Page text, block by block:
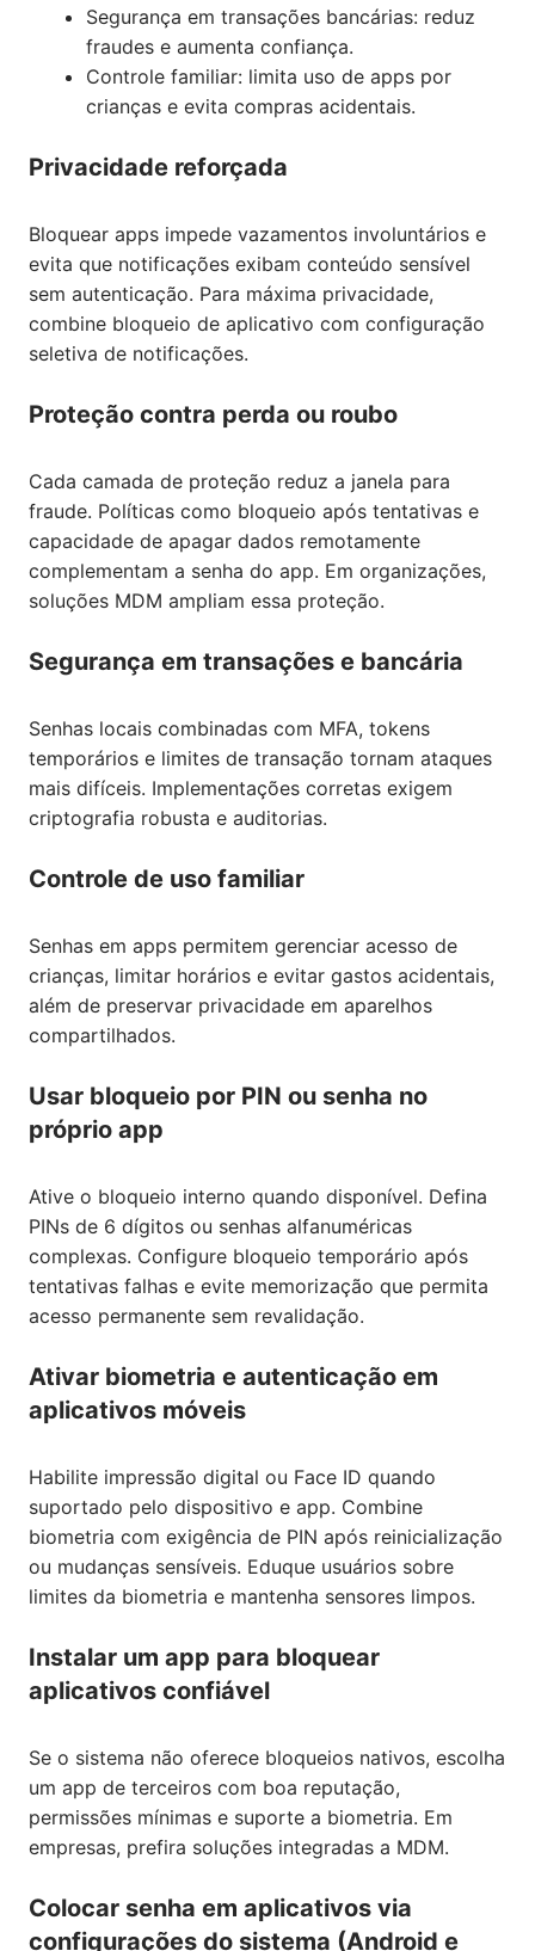
Segurança em transações bancárias: reduz
fraudes e aumenta confiança.
Controle familiar: limita uso de apps por
crianças e evita compras acidentais.
Privacidade reforçada
Bloquear apps impede vazamentos involuntários e
evita que notificações exibam conteúdo sensível
sem autenticação. Para máxima privacidade,
combine bloqueio de aplicativo com configuração
seletiva de notificações.
Proteção contra perda ou roubo
Cada camada de proteção reduz a janela para
fraude. Políticas como bloqueio após tentativas e
capacidade de apagar dados remotamente
complementam a senha do app. Em organizações,
soluções MDM ampliam essa proteção.
Segurança em transações e bancária
Senhas locais combinadas com MFA, tokens
temporários e limites de transação tornam ataques
mais difíceis. Implementações corretas exigem
criptografia robusta e auditorias.
Controle de uso familiar
Senhas em apps permitem gerenciar acesso de
crianças, limitar horários e evitar gastos acidentais,
além de preservar privacidade em aparelhos
compartilhados.
Usar bloqueio por PIN ou senha no
próprio app
Ative o bloqueio interno quando disponível. Defina
PINs de 6 dígitos ou senhas alfanuméricas
complexas. Configure bloqueio temporário após
tentativas falhas e evite memorização que permita
acesso permanente sem revalidação.
Ativar biometria e autenticação em
aplicativos móveis
Habilite impressão digital ou Face ID quando
suportado pelo dispositivo e app. Combine
biometria com exigência de PIN após reinicialização
ou mudanças sensíveis. Eduque usuários sobre
limites da biometria e mantenha sensores limpos.
Instalar um app para bloquear
aplicativos confiável
Se o sistema não oferece bloqueios nativos, escolha
um app de terceiros com boa reputação,
permissões mínimas e suporte a biometria. Em
empresas, prefira soluções integradas a MDM.
Colocar senha em aplicativos via
configurações do sistema (Android e